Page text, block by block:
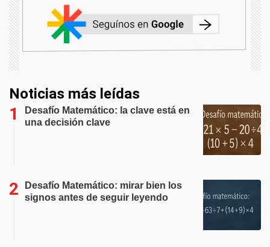
Noticias más leídas
Desafío Matemático: la clave está en
una decisión clave
Desafío Matemático: mirar bien los
signos antes de seguir leyendo